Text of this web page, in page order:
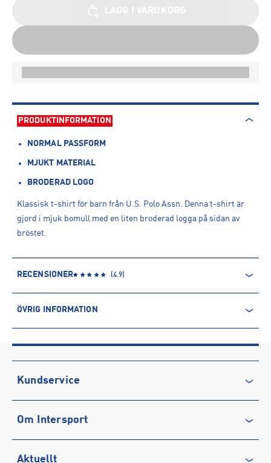
PRODUKTINFORMATION
NORMAL PASSFORM
MJUKT MATERIAL
BRODERAD LOGO
Klassisk t-shirt för barn från U.S. Polo Assn. Denna t-shirt är
gjord i mjuk bomull med en liten broderad logga på sidan av
bröstet.
RECENSIONER (4.9)
ÖVRIG INFORMATION
Produktnummer: 1568151
Leverantörens produktnummer: USP2374
Artikelnummer: 156815102-Dark Sapphire Navy / Haute Red
Sporter:Sportswear
Brand Machine Group
Tillverkaradress: Centro 4 | Mandela Street, NW1 0DU, London,
UK
Kundservice
Vanliga frågor & svar
Om Intersport
Aktuellt